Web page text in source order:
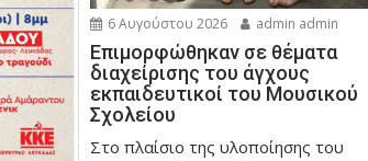
6 Αυγούστου 2026 admin admin
Eπιμορφώθηκαν σε θέματα
διαχείρισης του άγχους
εκπαιδευτικοί του Μουσικού
Σχολείου
Στο πλαίσιο της υλοποίησης του